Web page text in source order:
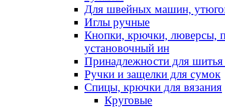
Для швейных машин,
Иглы ручные
Кнопки, крючки, люверсы,
установочный ин
Принадлежности для шитья
Ручки и защелки для сумок
Спицы, крючки для вязания
Круговые